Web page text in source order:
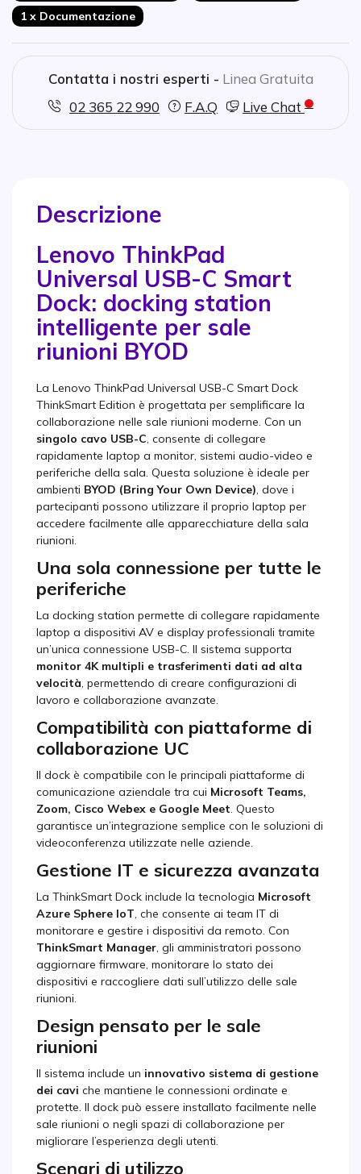
Installazione semplice plug-and-play
collaborazione e hot-desking
1 x Documentazione
Contatta i nostri esperti - Linea Gratuita
02 365 22 990
F.A.Q Live Chat
Descrizione
Lenovo ThinkPad
Universal USB-C Smart
Dock: docking station
intelligente per sale
riunioni BYOD
La Lenovo ThinkPad Universal USB-C Smart Dock
ThinkSmart Edition è progettata per semplificare la
collaborazione nelle sale riunioni moderne. Con un
singolo cavo USB-C, consente di collegare
rapidamente laptop a monitor, sistemi audio-video e
periferiche della sala. Questa soluzione è ideale per
ambienti BYOD (Bring Your Own Device), dove i
partecipanti possono utilizzare il proprio laptop per
accedere facilmente alle apparecchiature della sala
riunioni.
Una sola connessione per tutte le
periferiche
La docking station permette di collegare rapidamente
laptop a dispositivi AV e display professionali tramite
un’unica connessione USB-C. Il sistema supporta
monitor 4K multipli e trasferimenti dati ad alta
velocità, permettendo di creare configurazioni di
lavoro e collaborazione avanzate.
Compatibilità con piattaforme di
collaborazione UC
Il dock è compatibile con le principali piattaforme di
comunicazione aziendale tra cui Microsoft Teams,
Zoom, Cisco Webex e Google Meet. Questo
garantisce un’integrazione semplice con le soluzioni di
videoconferenza utilizzate nelle aziende.
Gestione IT e sicurezza avanzata
La ThinkSmart Dock include la tecnologia Microsoft
Azure Sphere IoT, che consente ai team IT di
monitorare e gestire i dispositivi da remoto. Con
ThinkSmart Manager, gli amministratori possono
aggiornare firmware, monitorare lo stato dei
dispositivi e raccogliere dati sull’utilizzo delle sale
riunioni.
Design pensato per le sale
riunioni
Il sistema include un innovativo sistema di gestione
dei cavi che mantiene le connessioni ordinate e
protette. Il dock può essere installato facilmente nelle
sale riunioni o negli spazi di collaborazione per
migliorare l’esperienza degli utenti.
Scenari di utilizzo